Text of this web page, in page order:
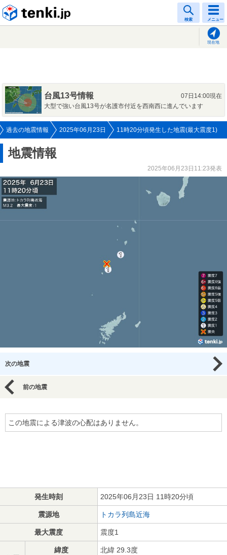
検索 メニュー
現在地
台風13号情報
07日14:00現在
大型で強い台風13号が名護市付近を西南西に進んでいます
過去の地震情報 2025年06月23日 11時20分頃発生した地震(最大震度1)
地震情報
2025年06月23日11:23発表
次の地震
前の地震
この地震による津波の心配はありません。
発生時刻 2025年06月23日 11時20分頃
震源地 トカラ列島近海
最大震度 震度1
緯度 北緯 29.3度